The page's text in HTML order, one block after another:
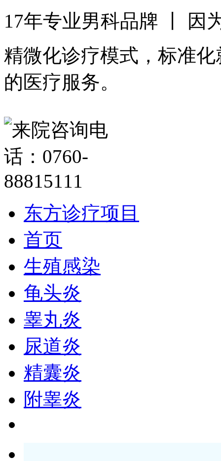
17年专业男科品牌 丨 因
精微化诊疗模式，标准
的医疗服务。
东方诊疗项目
首页
生殖感染
龟头炎
睾丸炎
尿道炎
精囊炎
附睾炎